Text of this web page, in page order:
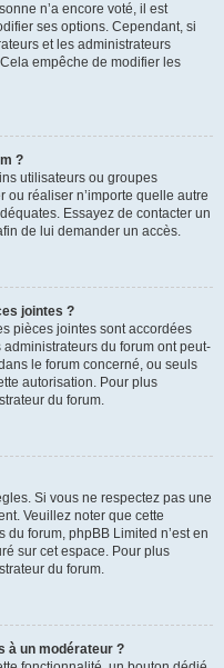
n’a encore voté, il est
ses options. Cependant, si
et les administrateurs
empêche de modifier les
?
utilisateurs ou groupes
ou réaliser n’importe quelle autre
Essayez de contacter un
de lui demander un accès.
jointes ?
pièces jointes sont accordées
du forum ont peut-
le forum concerné, ou seuls
autorisation. Pour plus
du forum.
Si vous ne respectez pas une
Veuillez noter que cette
du forum, phpBB Limited n’est en
sur cet espace. Pour plus
du forum.
à un modérateur ?